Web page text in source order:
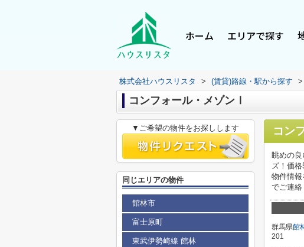
ホーム エリアで探す
株式会社ハウスリスタ > (賃貸)路線・駅から探す >
コンフォール・メゾンⅠ
コン
眺めの
ズ！価
物件情
でご連
群馬県館
201
▼ご希望の物件をお探しします
同じエリアの物件
館林市
富士原町
東武伊勢崎線 館林